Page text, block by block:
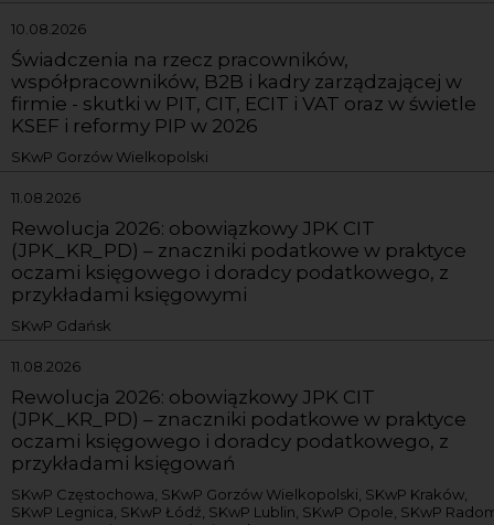
10.08.2026
Świadczenia na rzecz pracowników,
współpracowników, B2B i kadry zarządzającej w
firmie - skutki w PIT, CIT, ECIT i VAT oraz w świetle
KSEF i reformy PIP w 2026
SKwP Gorzów Wielkopolski
11.08.2026
Rewolucja 2026: obowiązkowy JPK CIT
(JPK_KR_PD) – znaczniki podatkowe w praktyce
oczami księgowego i doradcy podatkowego, z
przykładami księgowymi
SKwP Gdańsk
11.08.2026
Rewolucja 2026: obowiązkowy JPK CIT
(JPK_KR_PD) – znaczniki podatkowe w praktyce
oczami księgowego i doradcy podatkowego, z
przykładami księgowań
SKwP Częstochowa, SKwP Gorzów Wielkopolski, SKwP Kraków,
SKwP Legnica, SKwP Łódź, SKwP Lublin, SKwP Opole, SKwP